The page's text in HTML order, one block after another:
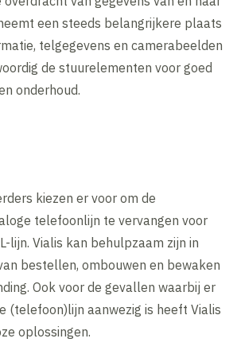
een steeds belangrijkere plaats
telgegevens en camerabeelden
de stuurelementen voor goed
onderhoud.
kiezen er voor om de
telefoonlijn te vervangen voor
lijn. Vialis kan behulpzaam zijn in
bestellen, ombouwen en bewaken
Ook voor de gevallen waarbij er
(telefoon)lijn aanwezig is heeft Vialis
oplossingen.